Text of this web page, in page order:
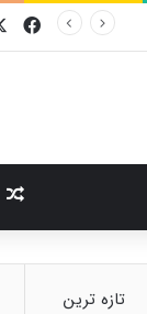
تازه ترین